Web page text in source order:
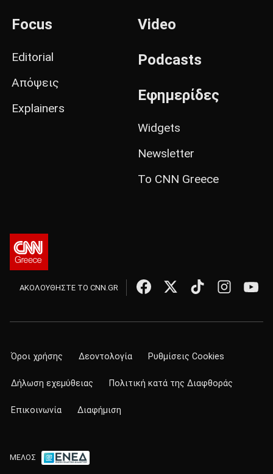
Focus
Editorial
Απόψεις
Explainers
Video
Podcasts
Εφημερίδες
Widgets
Newsletter
Το CNN Greece
ΑΚΟΛΟΥΘΗΣΤΕ ΤΟ CNN.GR
Όροι χρήσης Δεοντολογία Ρυθμίσεις Cookies
Δήλωση εχεμύθειας Πολιτική κατά της Διαφθοράς
Επικοινωνία Διαφήμιση
ΜΕΛΟΣ